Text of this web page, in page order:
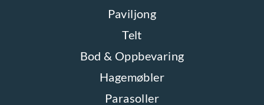
Paviljong
Telt
Bod & Oppbevaring
Hagemøbler
Parasoller